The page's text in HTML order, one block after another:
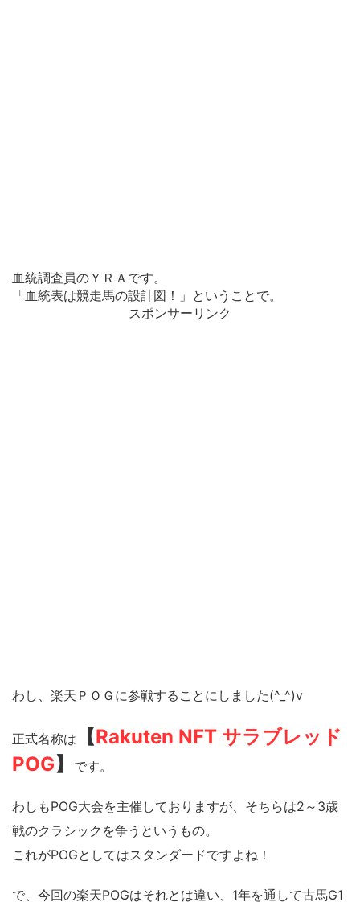
血統調査員のＹＲＡです。
「血統表は競走馬の設計図！」ということで。
スポンサーリンク
わし、楽天ＰＯＧに参戦することにしました(^_^)v
正式名称は 【Rakuten NFT サラブレッド
POG】 です。
わしもPOG大会を主催しておりますが、そちらは2～3歳
戦のクラシックを争うというもの。
これがPOGとしてはスタンダードですよね！
で、今回の楽天POGはそれとは違い、1年を通して古馬G1